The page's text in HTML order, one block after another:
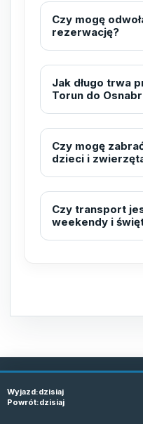
Czy mogę
rezerwację?
Jak długo trwa
Torun do
Czy mogę
dzieci i
Czy transport
weekendy i
REZERWACJA
Wyjazd:dzisiaj
Powrót:dzisiaj